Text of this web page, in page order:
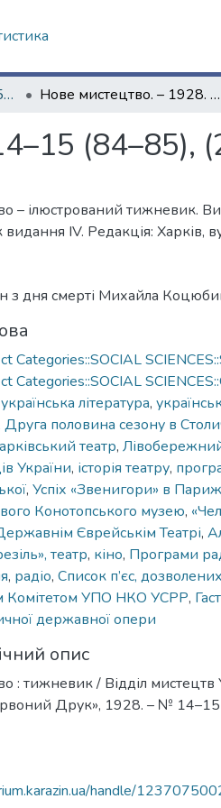
"Нове мистецтво" (1925–1928 рр.) Нове мистецтво. – 1928. – № 14–15 (84–85), (24 квітня)
(84–85),
– ілюстрований тижневик.
IV. Редакція: Харків,
з дня смерті Михайла
Categories::SOCIAL
Categories::SOCIAL
українська література,
Друга половина сезону в
театр,
України, історія театру,
, Успіх «Звенигори» в
Конотопського музею,
Єврейськім Театрі,
театр, кіно, Програми
, радіо, Список п’єс,
Комітетом УПО НКО УСРР,
державної опери
опис
: тижневик / Відділ
Друк», 1928. – № 14–15
handle/